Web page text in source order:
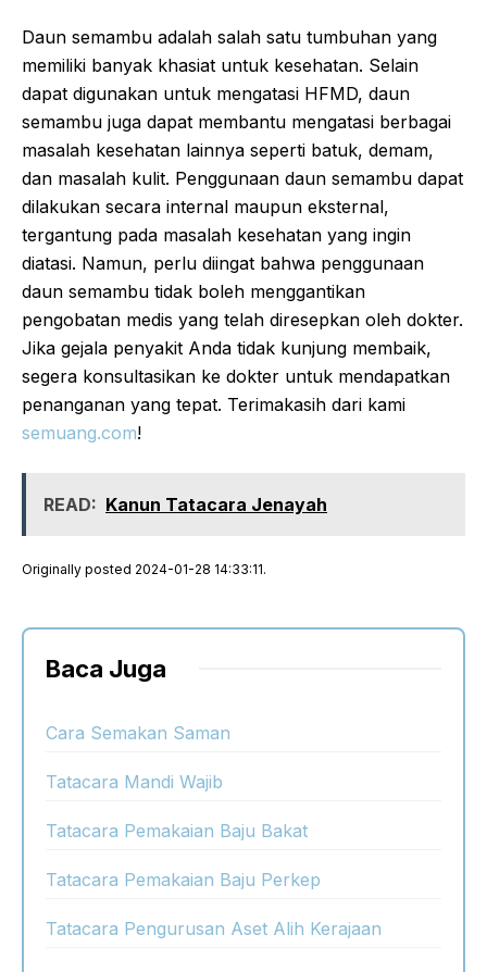
Daun semambu adalah salah satu tumbuhan yang
memiliki banyak khasiat untuk kesehatan. Selain
dapat digunakan untuk mengatasi HFMD, daun
semambu juga dapat membantu mengatasi berbagai
masalah kesehatan lainnya seperti batuk, demam,
dan masalah kulit. Penggunaan daun semambu dapat
dilakukan secara internal maupun eksternal,
tergantung pada masalah kesehatan yang ingin
diatasi. Namun, perlu diingat bahwa penggunaan
daun semambu tidak boleh menggantikan
pengobatan medis yang telah diresepkan oleh dokter.
Jika gejala penyakit Anda tidak kunjung membaik,
segera konsultasikan ke dokter untuk mendapatkan
penanganan yang tepat. Terimakasih dari kami
semuang.com!
READ: Kanun Tatacara Jenayah
Originally posted 2024-01-28 14:33:11.
Baca Juga
Cara Semakan Saman
Tatacara Mandi Wajib
Tatacara Pemakaian Baju Bakat
Tatacara Pemakaian Baju Perkep
Tatacara Pengurusan Aset Alih Kerajaan